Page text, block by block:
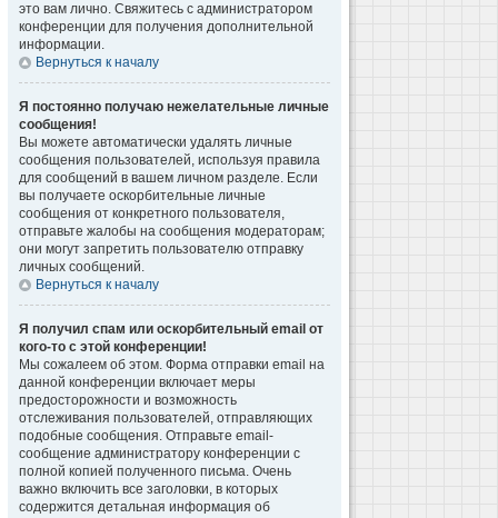
это вам лично. Свяжитесь с администратором
конференции для получения дополнительной
информации.
Вернуться к началу
Я постоянно получаю нежелательные личные
сообщения!
Вы можете автоматически удалять личные
сообщения пользователей, используя правила
для сообщений в вашем личном разделе. Если
вы получаете оскорбительные личные
сообщения от конкретного пользователя,
отправьте жалобы на сообщения модераторам;
они могут запретить пользователю отправку
личных сообщений.
Вернуться к началу
Я получил спам или оскорбительный email от
кого-то с этой конференции!
Мы сожалеем об этом. Форма отправки email на
данной конференции включает меры
предосторожности и возможность
отслеживания пользователей, отправляющих
подобные сообщения. Отправьте email-
сообщение администратору конференции с
полной копией полученного письма. Очень
важно включить все заголовки, в которых
содержится детальная информация об